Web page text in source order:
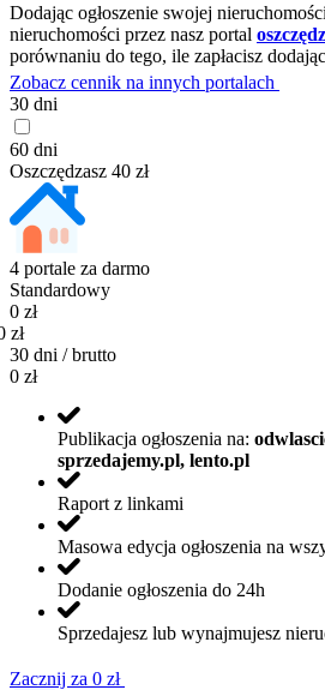
Dodając ogłoszenie swojej
nieruchomości przez nasz portal
porównaniu do tego, ile zapłacisz
Zobacz cennik na innych portalach
30 dni
60 dni
Oszczędzasz 40 zł
4 portale za darmo
Standardowy
0 zł
zł
30 dni /brutto
0 zł
Publikacja ogłoszenia na:
sprzedajemy.pl, lento.pl
Raport z linkami
Masowa edycja ogłoszenia na
Dodanie ogłoszenia do 24h
Sprzedajesz lub wynajmujesz
Zacznij za 0 zł